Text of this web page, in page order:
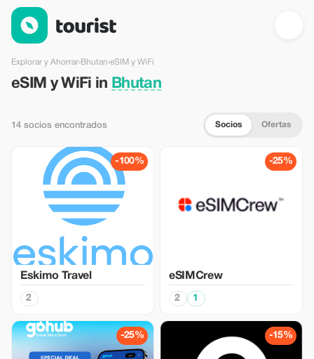
eSIM y WiFi en Bhutan — Tourist
Explorar y Ahorrar›Bhutan›eSIM y WiFi
eSIM y WiFi in Bhutan
14 socios encontrados Socios Ofertas
-100%
Eskimo Travel
2
-25%
eSIMCrew
2 1
-25% -15%